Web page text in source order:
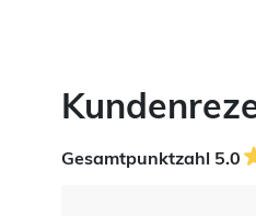
Gesamtpunktzahl 5.0